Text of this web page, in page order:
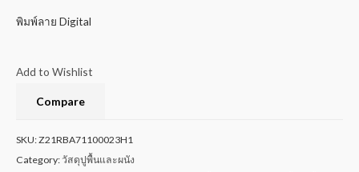
พิมพ์ลาย Digital
Add to Wishlist
Compare
SKU:Z21RBA71100023H1
Category:วัสดุปูพื้นและผนัง